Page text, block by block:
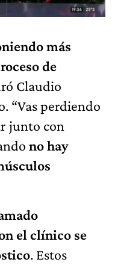
más
de
Claudio
“Vas perdiendo
junto con
no hay
el clínico se
. Estos